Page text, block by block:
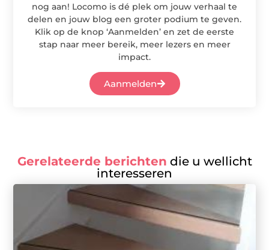
nog aan! Locomo is dé plek om jouw verhaal te
delen en jouw blog een groter podium te geven.
Klik op de knop ‘Aanmelden’ en zet de eerste
stap naar meer bereik, meer lezers en meer
impact.
Aanmelden
Gerelateerde berichten die u wellicht
interesseren